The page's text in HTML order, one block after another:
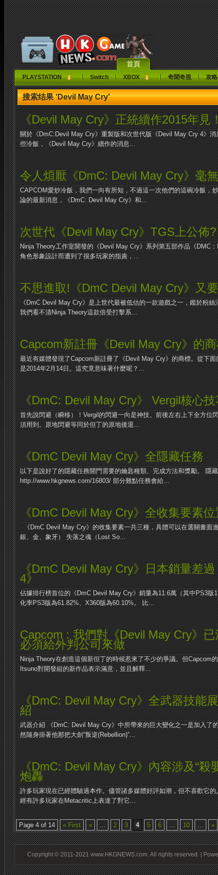
首頁
PLAYSTATION Switch XBOX 奇聞奇視 攻
搜索结果 'Devil May Cry'
《Devil May Cry》正統續作2015年見
關於《DmC:Devil May Cry》重製版和次世代版《Devil May Cry 4》
些冷飯，《Devil May Cry》續作的消息...
令人煩厭《DmC: Devil May Cry》毫
CAPCOM愛炒冷飯，我們一向有所知，不過這一次他們的這碗冷飯，
論的最新消息，《DmC: Devil May Cry》和...
次世代《Devil May Cry》TGS上公佈?
Ninja Theory工作室開發的《Devil May Cry》系列第五部作品《DMC
角色形象設計而遭到了很多玩家的指責，...
不思進取!《DmC Devil May Cry》又
《DmC Devil May Cry》是上世代最被低估的一款遊戲之一，鑑於粉
我們看不清Ninja Theory這款倍受打擊系...
Capcom新註冊《Devil May Cry》的
最近有媒體發現了Capcom新註冊了《Devil May Cry》的商標。從下
是2014年2月14日。這究竟意味著什麼呢？...
《DmC: Devil May Cry》 Vergil核心
首先說閃避（瞬移）！Vergil的閃避一向是神技。前後左右上下全方位
須用到。原地閃避等同於但丁的原地後退...
《DmC Devil May Cry》全隱藏任務
以下是說好了的隱藏任務開門需要的鑰匙種類、完成方法和獎勵。 隱
http://www.hkgnews.com/16803/ 部分難點任務會給...
《DmC Devil May Cry》全收集要素位
《DmC Devil May Cry》的收集要素一共三種，具體可以在選關畫面
銀、金、象牙） 失落之魂（Lost So...
《DmC Devil May Cry》日本銷量差
4》
佔據排行榜首位的《DmC Devil May Cry》銷量為11.6萬（其中PS3版
化率PS3版為61.82%、X360版為60.10%。 比...
Capcom : 我們對《Devil May Cry》
必須給外判公司來做
Ninja Theory在創造這個新但丁的時候惹來了不少的爭議。但Capcom
Itsuno對開發組的新作品表示滿意，並且解釋...
《DmC: Devil May Cry》全武器技能
紹
武器介紹 《DmC: Devil May Cry》中所帶來的巨大變化之一是加入了
然隨身掛著他那把大劍“叛逆(Rebellion)”...
《DmC: Devil May Cry》內容涉及“殺
炮轟
許多玩家現在已經體驗過本作。儘管諸多媒體好評如潮，但不喜歡它
經有許多玩家在Metacritic上表達了對它...
Page 4 of 14 « First « ... 2 3 4 5 6 ... 10 ... »
Copyright © 2011-2021 www.HKGNEWS.com. All rights reserved. |